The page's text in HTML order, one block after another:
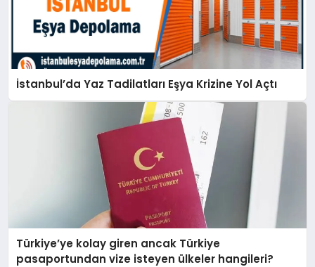
İstanbul’da Yaz Tadilatları Eşya Krizine Yol Açtı
Türkiye’ye kolay giren ancak Türkiye
pasaportundan vize isteyen ülkeler hangileri?